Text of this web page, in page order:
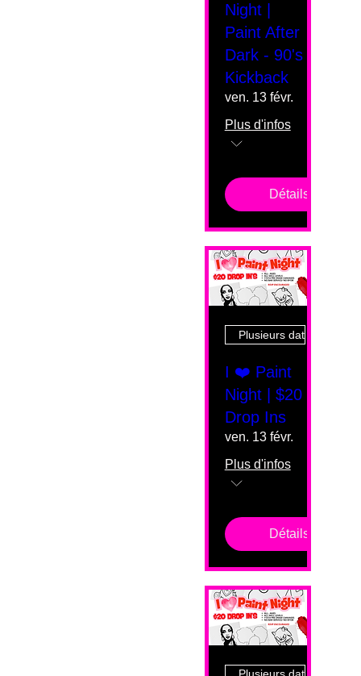
Night |
Paint After
Dark - 90's
Kickback
ven. 13 févr.
Plus d'infos
Détails
Plusieurs dates
I ❤️ Paint
Night | $20
Drop Ins
ven. 13 févr.
Plus d'infos
Détails